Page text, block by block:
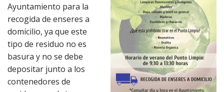
Ayuntamiento para la
recogida de enseres a
domicilio, ya que este
tipo de residuo no es
basura y no se debe
depositar junto a los
contenedores de